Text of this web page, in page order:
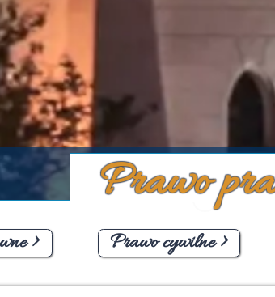
Prawo
> Prawo cywilne >